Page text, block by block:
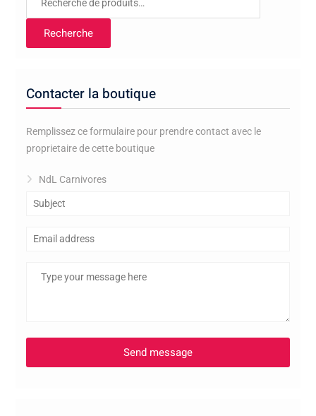
Recherche
Contacter la boutique
Remplissez ce formulaire pour prendre contact avec le
proprietaire de cette boutique
NdL Carnivores